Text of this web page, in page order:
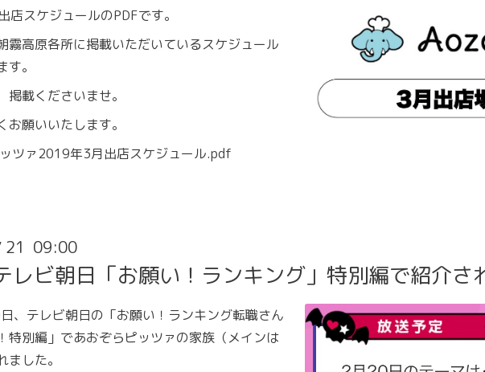
店スケジュールのPDFです。
霧高原各所に掲載いただいているスケジュール
。
掲載くださいませ。
お願いいたします。
ツァ2019年3月出店スケジュール.pdf
21 09:00
レビ朝日「お願い！ランキング」特別編で紹介さ
、テレビ朝日の「お願い！ランキング転職さん
特別編」であおぞらピッツァの家族（メインは
ました。